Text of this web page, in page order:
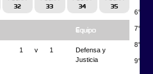
32
33
34
35
Equipo
1 v 1
Defensa y
Justicia
6°
7°
8°
9°